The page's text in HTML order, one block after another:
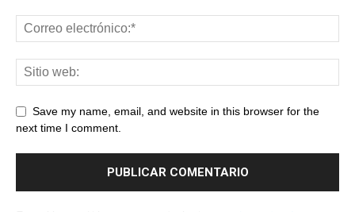
Save my name, email, and website in this browser for the
next time I comment.